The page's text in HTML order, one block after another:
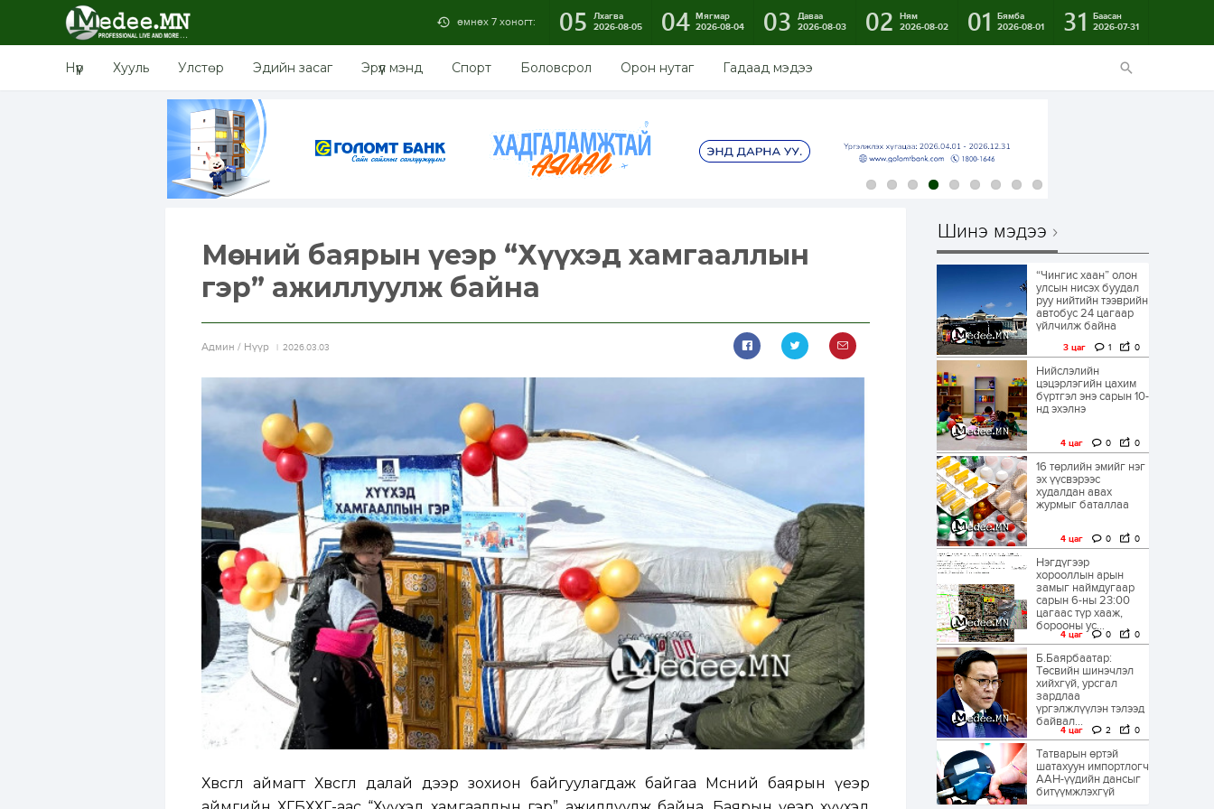
өмнөх 7 хоногт: 05
Лхагва
2026-08-05
04 Мягмар
2026-08-04
03
Даваа
2026-08-03
02
Ням
2026-08-02
01
Бямба
2026-08-01
31
Баасан
2026-07-31
Нүүр Хууль Улстөр Эдийн засаг Эрүүл мэнд Спорт Боловсрол Орон нутаг Гадаад мэдээ
Мөсний баярын үеэр “Хүүхэд хамгааллын
гэр” ажиллуулж байна
Aдмин / Нүүр 2026.03.03
Хөвсгөл аймагт Хөвсгөл далай дээр зохион байгуулагдаж байгаа Мөсний баярын үеэр
Шинэ мэдээ
“Чингис хаан” олон
улсын нисэх буудал
руу нийтийн тээврийн
автобус 24 цагаар
үйлчилж байна
3 цаг 1 0
Нийслэлийн
цэцэрлэгийн цахим
бүртгэл энэ сарын 10-
нд эхэлнэ
4 цаг 0 0
16 төрлийн эмийг нэг
эх үүсвэрээс
худалдан авах
журмыг баталлаа
4 цаг 0 0
Нэгдүгээр
хорооллын арын
замыг наймдугаар
сарын 6-ны 23:00
цагаас түр хааж,
борооны ус...
4 цаг 0 0
Б.Баярбаатар:
Төсвийн шинэчлэл
хийхгүй, урсгал
зардлаа
үргэлжлүүлэн тэлээд
байвал...
4 цаг 2 0
Татварын өртэй
шатахуун импортлогч
ААН-үүдийн дансыг
битүүмжлэхгүй